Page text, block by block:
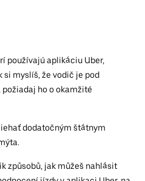
používajú aplikáciu Uber,
si myslíš, že vodič je pod
ho o okamžité
dodatočným štátnym
způsobů, jak můžeš nahlásit